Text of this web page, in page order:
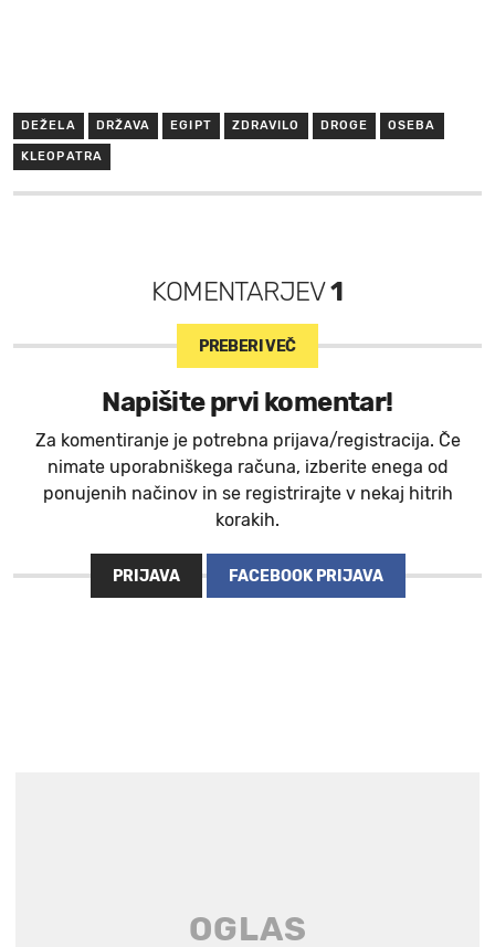
DEŽELA DRŽAVA EGIPT ZDRAVILO DROGE OSEBA
KLEOPATRA
KOMENTARJEV1
PREBERI VEČ
Napišite prvi komentar!
Za komentiranje je potrebna prijava/registracija. Če
nimate uporabniškega računa, izberite enega od
ponujenih načinov in se registrirajte v nekaj hitrih
korakih.
PRIJAVA FACEBOOK PRIJAVA